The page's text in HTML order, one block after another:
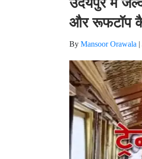
और रूफटॉप
By Mansoor Orawala |